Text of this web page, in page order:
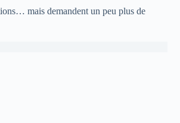
mais demandent un peu plus de